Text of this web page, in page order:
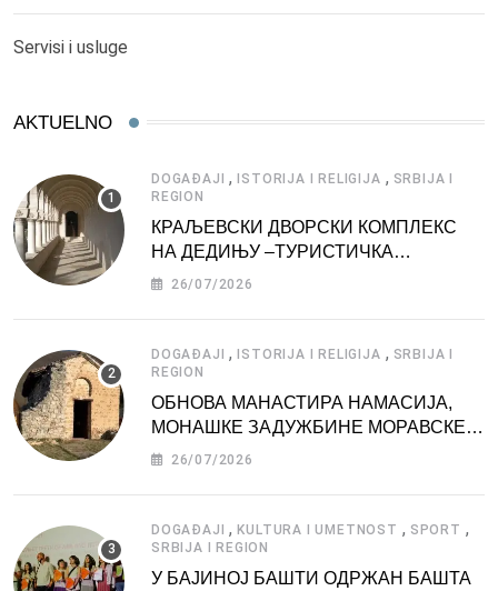
Servisi i usluge
AKTUELNO
DOGAĐAJI ,ISTORIJA I RELIGIJA , SRBIJA I
REGION
КРАЉЕВСКИ ДВОРСКИ КОМПЛЕКС
НА ДЕДИЊУ –ТУРИСТИЧКА
АТРАКЦИЈА
26/07/2026
DOGAĐAJI ,ISTORIJA I RELIGIJA , SRBIJA I
REGION
ОБНОВА МАНАСТИРА НАМАСИЈА,
МОНАШКЕ ЗАДУЖБИНЕ МОРАВСКЕ
СРБИЈЕ
26/07/2026
DOGAĐAJI ,KULTURA I UMETNOST , SPORT ,
SRBIJA I REGION
У БАЈИНОЈ БАШТИ ОДРЖАН БАШТА